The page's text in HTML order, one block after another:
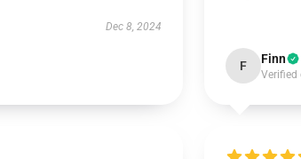
Dec 8, 2024
F Finn
Verified